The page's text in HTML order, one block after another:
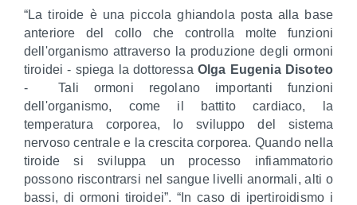
“La tiroide è una piccola ghiandola posta alla base
anteriore del collo che controlla molte funzioni
dell'organismo attraverso la produzione degli ormoni
tiroidei - spiega la dottoressa Olga Eugenia Disoteo
- Tali ormoni regolano importanti funzioni
dell'organismo, come il battito cardiaco, la
temperatura corporea, lo sviluppo del sistema
nervoso centrale e la crescita corporea. Quando nella
tiroide si sviluppa un processo infiammatorio
possono riscontrarsi nel sangue livelli anormali, alti o
bassi, di ormoni tiroidei”. “In caso di ipertiroidismo i